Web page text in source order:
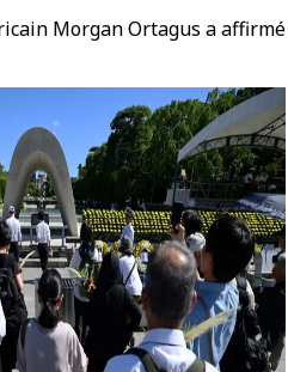
Morgan Ortagus a